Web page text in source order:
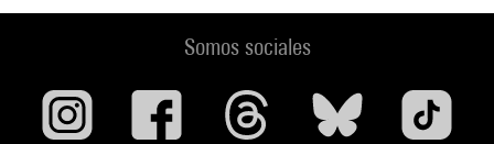
Somos sociales